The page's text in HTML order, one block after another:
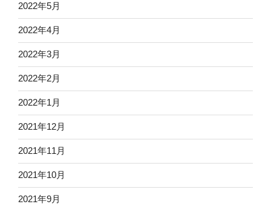
2022年5月
2022年4月
2022年3月
2022年2月
2022年1月
2021年12月
2021年11月
2021年10月
2021年9月